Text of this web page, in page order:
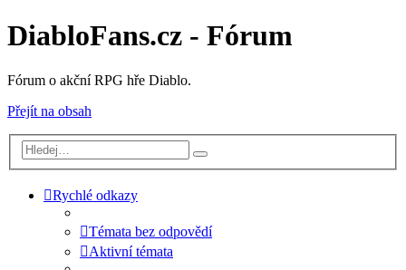
DiabloFans.cz - Fórum
Fórum o akční RPG hře Diablo.
Přejít na obsah
Rychlé odkazy
Témata bez odpovědí
Aktivní témata